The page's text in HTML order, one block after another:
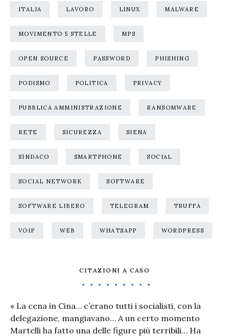
ITALIA LAVORO LINUX MALWARE
MOVIMENTO 5 STELLE MPS
OPEN SOURCE PASSWORD PHISHING
PODISMO POLITICA PRIVACY
PUBBLICA AMMINISTRAZIONE RANSOMWARE
RETE SICUREZZA SIENA
SINDACO SMARTPHONE SOCIAL
SOCIAL NETWORK SOFTWARE
SOFTWARE LIBERO TELEGRAM TRUFFA
VOIP WEB WHATSAPP WORDPRESS
CITAZIONI A CASO
« La cena in Cina… c’erano tutti i socialisti, con la
delegazione, mangiavano… A un certo momento
Martelli ha fatto una delle figure più terribili… Ha